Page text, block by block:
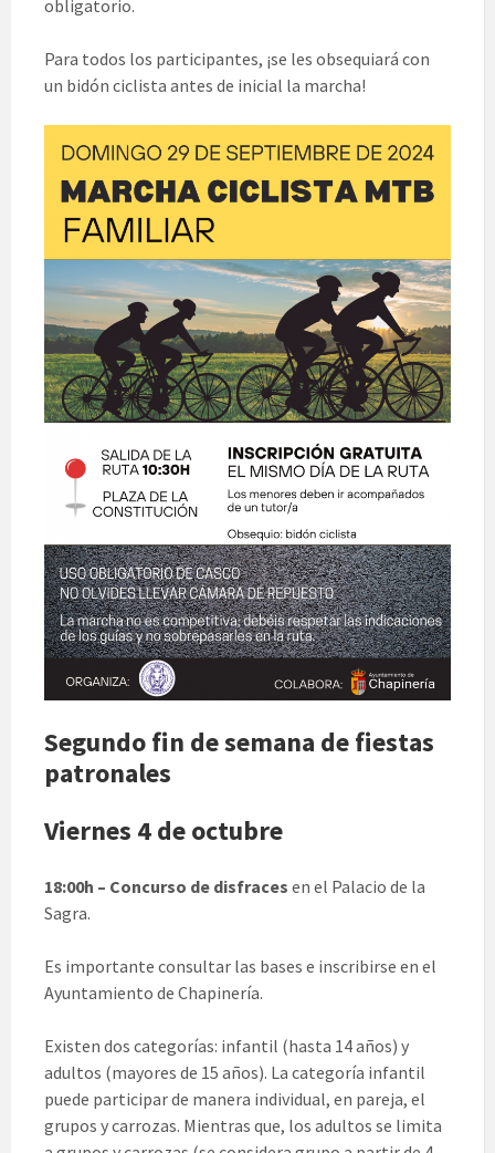
obligatorio.
Para todos los participantes, ¡se les obsequiará con
un bidón ciclista antes de inicial la marcha!
Segundo fin de semana de fiestas
patronales
Viernes 4 de octubre
18:00h – Concurso de disfraces en el Palacio de la
Sagra.
Es importante consultar las bases e inscribirse en el
Ayuntamiento de Chapinería.
Existen dos categorías: infantil (hasta 14 años) y
adultos (mayores de 15 años). La categoría infantil
puede participar de manera individual, en pareja, el
grupos y carrozas. Mientras que, los adultos se limita